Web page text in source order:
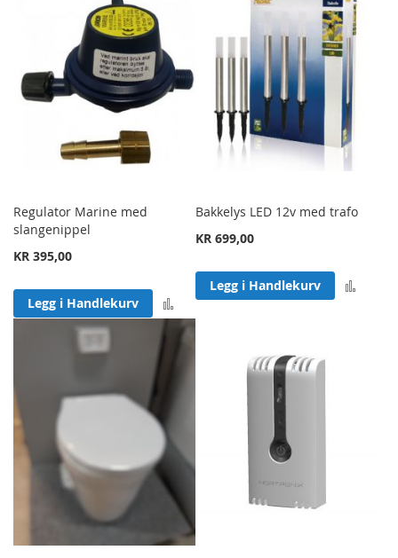
Regulator Marine med
slangenippel
KR 395,00
Legg i Handlekurv Legg til sammenligning
Bakkelys LED 12v med trafo
KR 699,00
Legg i Handlekurv